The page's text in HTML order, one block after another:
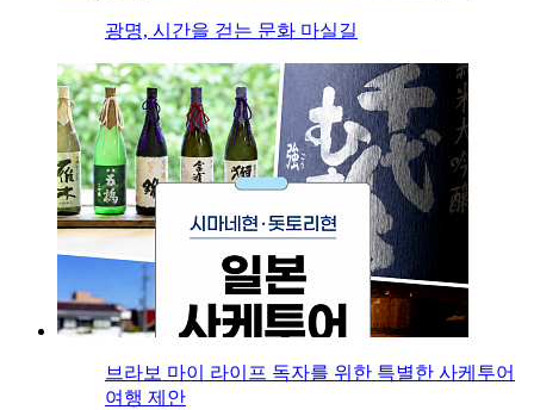
광명, 시간을 걷는 문화 마실길
브라보 마이 라이프 독자를 위한 특별한 사케투어
여행 제안